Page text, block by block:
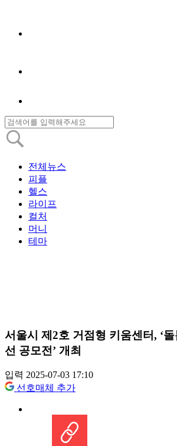
전체뉴스
피플
헬스
라이프
컬처
머니
테마
서울시 제2호 거점형 키움센터, ‘
선 공모전’ 개최
입력 2025-07-03 17:10
선호매체 추가